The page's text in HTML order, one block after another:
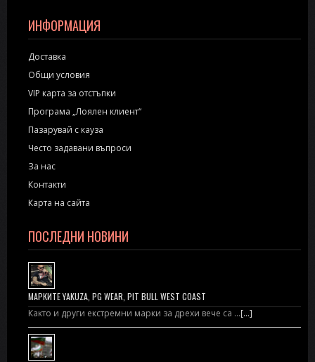
ИНФОРМАЦИЯ
Доставка
Общи условия
VIP карта за отстъпки
Програма „Лоялен клиент“
Пазарувай с кауза
Често задавани въпроси
За нас
Контакти
Карта на сайта
ПОСЛЕДНИ НОВИНИ
МАРКИТЕ YAKUZA, PG WEAR, PIT BULL WEST COAST
Както и други екстремни марки за дрехи вече са …[...]